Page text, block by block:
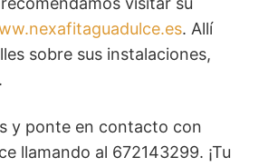
. Allí
sobre sus instalaciones,
y ponte en contacto con
llamando al 672143299. ¡Tu